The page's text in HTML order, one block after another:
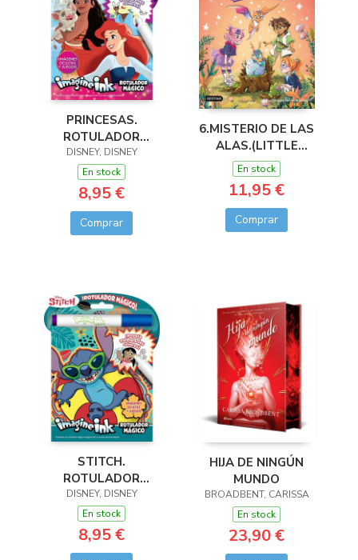
PRINCESAS.
ROTULADOR
MÁGICO 3
DISNEY, DISNEY
En stock
8,95 €
Comprar
6.MISTERIO DE LAS
ALAS.(LITTLE
DRAGONS)
En stock
11,95 €
Comprar
STITCH.
ROTULADOR
MÁGICO
DISNEY, DISNEY
En stock
8,95 €
HIJA DE NINGÚN
MUNDO
BROADBENT, CARISSA
En stock
23,90 €